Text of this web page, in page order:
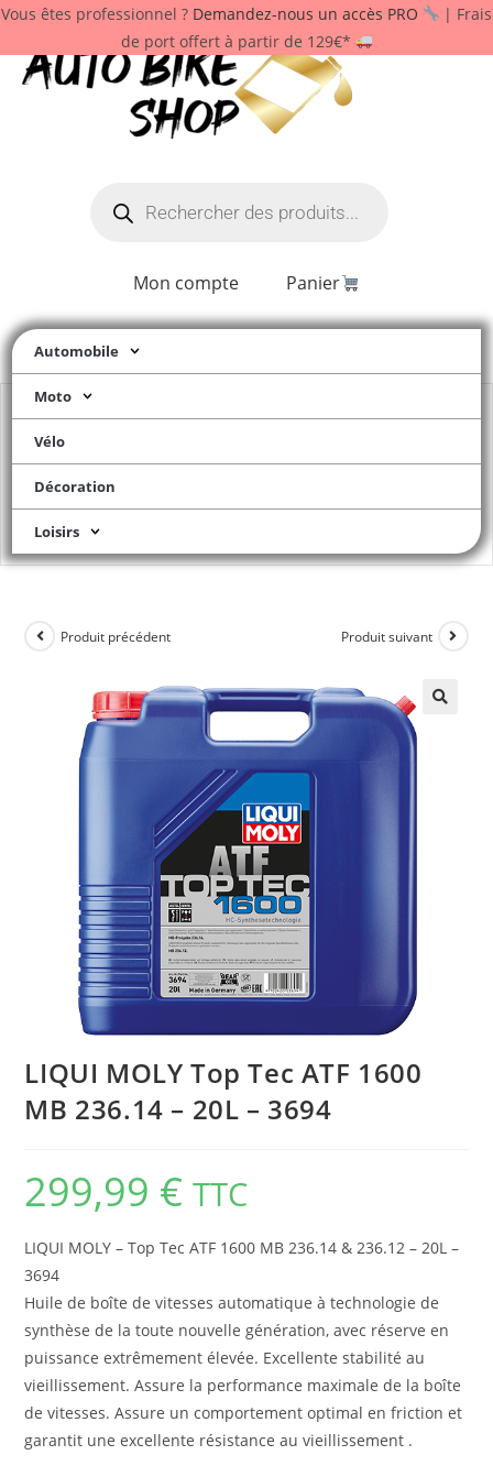
Vous êtes professionnel ? Demandez-nous un accès PRO
| Frais
de port offert à partir de 129€*
Mon compte Panier
Automobile
Moto
Vélo
Décoration
Loisirs
Produit précédent Produit suivant
LIQUI MOLY Top Tec ATF 1600
MB 236.14 – 20L – 3694
299,99 € TTC
LIQUI MOLY – Top Tec ATF 1600 MB 236.14 & 236.12 – 20L –
3694
Huile de boîte de vitesses automatique à technologie de
synthèse de la toute nouvelle génération, avec réserve en
puissance extrêmement élevée. Excellente stabilité au
vieillissement. Assure la performance maximale de la boîte
de vitesses. Assure un comportement optimal en friction et
garantit une excellente résistance au vieillissement .